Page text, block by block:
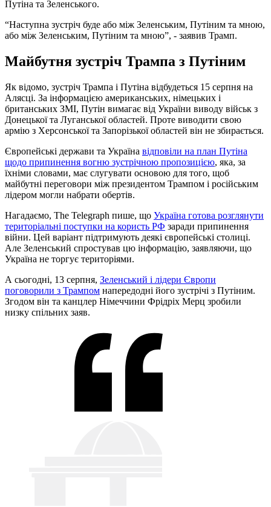
Путіна та Зеленського.
“Наступна зустріч буде або між Зеленським, Путіним та мною,
або між Зеленським, Путіним та мною”, - заявив Трамп.
Майбутня зустріч Трампа з Путіним
Як відомо, зустріч Трампа і Путіна відбудеться 15 серпня на
Алясці. За інформацією американських, німецьких і
британських ЗМІ, Путін вимагає від України виводу військ з
Донецької та Луганської областей. Проте виводити свою
армію з Херсонської та Запорізької областей він не збирається.
Європейські держави та Україна відповіли на план Путіна
щодо припинення вогню зустрічною пропозицією, яка, за
їхніми словами, має слугувати основою для того, щоб
майбутні переговори між президентом Трампом і російським
лідером могли набрати обертів.
Нагадаємо, The Telegraph пише, що Україна готова розглянути
територіальні поступки на користь РФ заради припинення
війни. Цей варіант підтримують деякі європейські столиці.
Але Зеленський спростував цю інформацію, заявляючи, що
Україна не торгує територіями.
А сьогодні, 13 серпня, Зеленський і лідери Європи
поговорили з Трампом напередодні його зустрічі з Путіним.
Згодом він та канцлер Німеччини Фрідріх Мерц зробили
низку спільних заяв.